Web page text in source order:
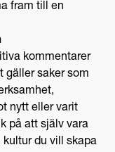
fram till en
kommentarer
gäller saker som
nytt eller varit
på att själv vara
kultur du vill skapa